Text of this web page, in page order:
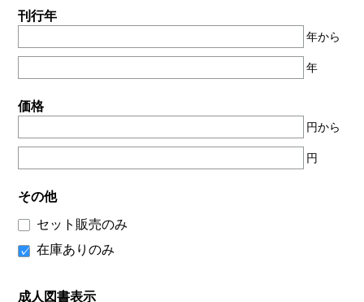
刊行年
年から
年
価格
円から
円
その他
セット販売のみ
在庫ありのみ
成人図書表示